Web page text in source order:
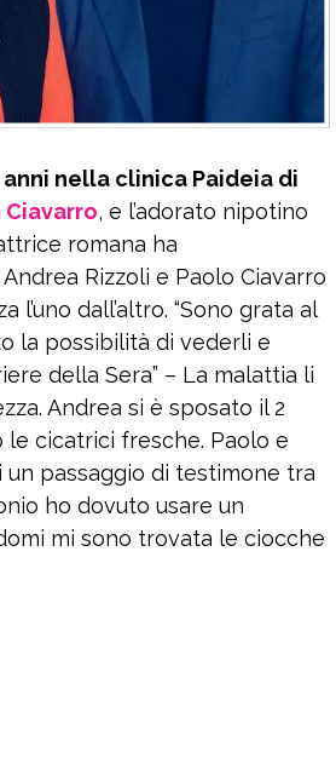
nella clinica Paideia di
Ciavarro, e l’adorato nipotino
romana ha
Rizzoli e Paolo Ciavarro
dall’altro. “Sono grata al
la possibilità di vederli e
della Sera” – La malattia li
Andrea si è sposato il 2
cicatrici fresche. Paolo e
un passaggio di testimone tra
ho dovuto usare un
mi sono trovata le ciocche